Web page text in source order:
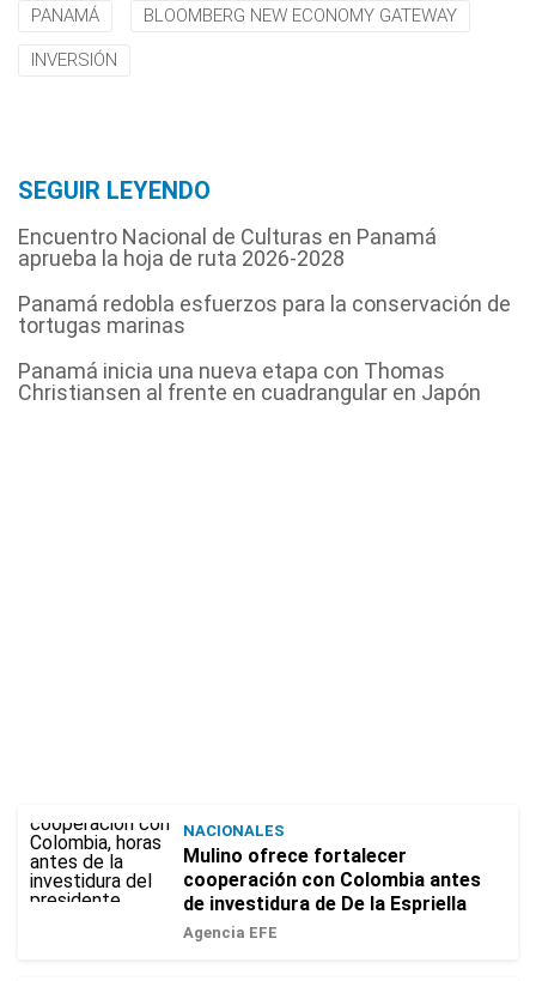
PANAMÁ BLOOMBERG NEW ECONOMY GATEWAY
INVERSIÓN
SEGUIR LEYENDO
Encuentro Nacional de Culturas en Panamá
aprueba la hoja de ruta 2026-2028
Panamá redobla esfuerzos para la conservación de
tortugas marinas
Panamá inicia una nueva etapa con Thomas
Christiansen al frente en cuadrangular en Japón
NACIONALES
Mulino ofrece fortalecer
cooperación con Colombia antes
de investidura de De la Espriella
Agencia EFE